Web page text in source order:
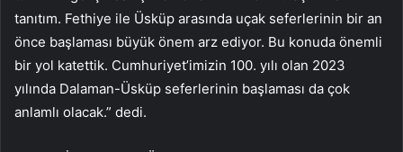
tanıtım. Fethiye ile Üsküp arasında uçak seferlerinin bir an
önce başlaması büyük önem arz ediyor. Bu konuda önemli
bir yol katettik. Cumhuriyet’imizin 100. yılı olan 2023
yılında Dalaman-Üsküp seferlerinin başlaması da çok
anlamlı olacak.” dedi.